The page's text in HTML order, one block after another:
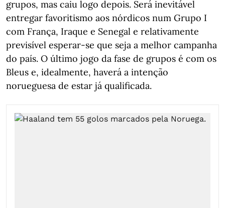
grupos, mas caiu logo depois. Será inevitável
entregar favoritismo aos nórdicos num Grupo I
com França, Iraque e Senegal e relativamente
previsível esperar-se que seja a melhor campanha
do país. O último jogo da fase de grupos é com os
Bleus e, idealmente, haverá a intenção
norueguesa de estar já qualificada.